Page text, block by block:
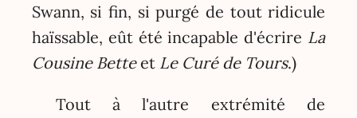
Swann, si fin, si purgé de tout ridicule
haïssable, eût été incapable d'écrire La
Cousine Betteet Le Curé de Tours.)
Tout à l'autre extrémité de